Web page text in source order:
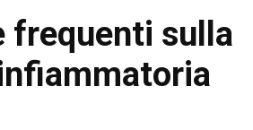
frequenti sulla